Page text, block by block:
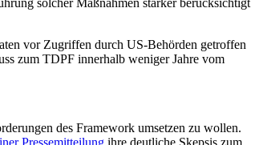
vor Zugriffen durch US-Behörden getroffen
zum TDPF innerhalb weniger Jahre vom
des Framework umsetzen zu wollen.
Pressemitteilung ihre deutliche Skepsis zum